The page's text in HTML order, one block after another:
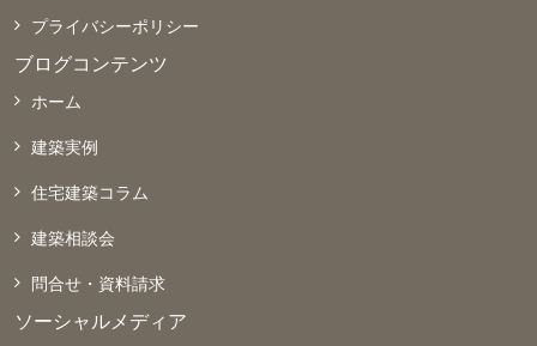
プライバシーポリシー
ブログコンテンツ
ホーム
建築実例
住宅建築コラム
建築相談会
問合せ・資料請求
ソーシャルメディア